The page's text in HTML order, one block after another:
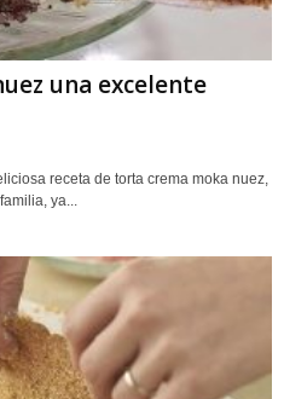
una excelente
receta de torta crema moka nuez,
ya...